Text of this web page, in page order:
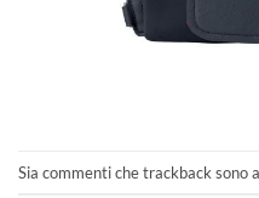
Sia commenti che trackback sono